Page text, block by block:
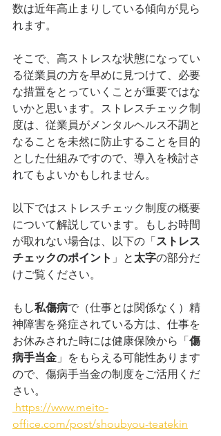
数は近年高止まりしている傾向が見ら
れます。
そこで、高ストレスな状態になってい
る従業員の方を早めに見つけて、必要
な措置をとっていくことが重要ではな
いかと思います。ストレスチェック制
度は、従業員がメンタルヘルス不調と
なることを未然に防止することを目的
とした仕組みですので、導入を検討さ
れてもよいかもしれません。
以下ではストレスチェック制度の概要
について解説しています。もしお時間
が取れない場合は、以下の「 ストレス
チェックのポイント 」と 太字の部分だ
けご覧ください。
もし私傷病で（仕事とは関係なく）精
神障害を発症されている方は、仕事を
お休みされた時には健康保険から「 傷
病手当金 」をもらえる可能性あります
ので、傷病手当金の制度をご活用くだ
さい。
office.com/post/shoubyou-teatekin